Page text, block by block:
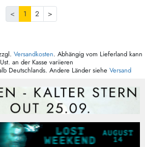
< 1 2 >
Versandkosten. Abhängig vom Lieferland kann
an der Kasse variieren
Deutschlands. Andere Länder siehe Versand